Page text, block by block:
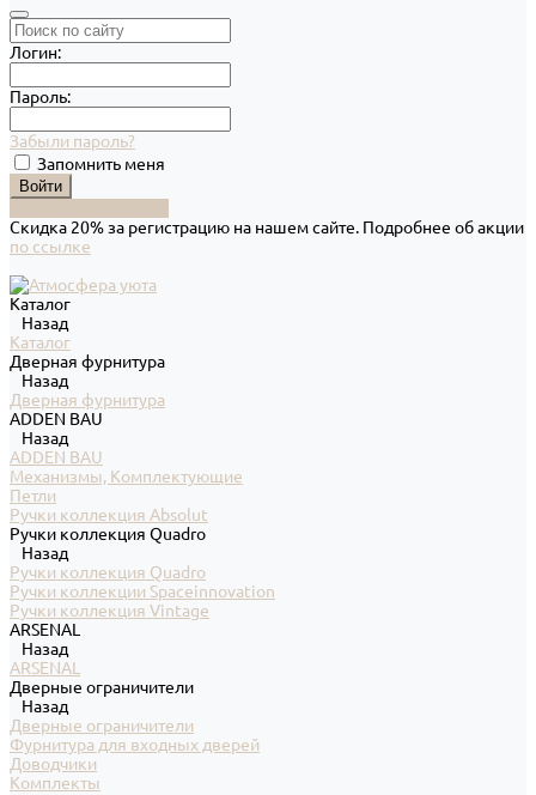
Логин:
Пароль:
Забыли пароль?
Запомнить меня
Скидка 20% за регистрацию на нашем сайте. Подробнее об акции
по ссылке
Каталог
Назад
Каталог
Дверная фурнитура
Назад
Дверная фурнитура
ADDEN BAU
Назад
ADDEN BAU
Механизмы, Комплектующие
Петли
Ручки коллекция Absolut
Ручки коллекция Quadro
Назад
Ручки коллекция Quadro
Ручки коллекции Spaceinnovation
Ручки коллекция Vintage
ARSENAL
Назад
ARSENAL
Дверные ограничители
Назад
Дверные ограничители
Фурнитура для входных дверей
Доводчики
Комплекты